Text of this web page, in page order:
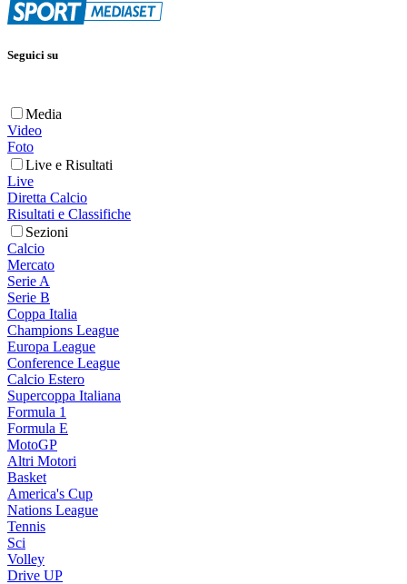
Seguici su
Media
Video
Foto
Live e Risultati
Live
Diretta Calcio
Risultati e Classifiche
Sezioni
Calcio
Mercato
Serie A
Serie B
Coppa Italia
Champions League
Europa League
Conference League
Calcio Estero
Supercoppa Italiana
Formula 1
Formula E
MotoGP
Altri Motori
Basket
America's Cup
Nations League
Tennis
Sci
Volley
Drive UP